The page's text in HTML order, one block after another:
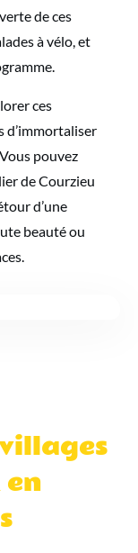
de ces
à vélo, et
ces
d’immortaliser
pouvez
de Courzieu
d’une
beauté ou